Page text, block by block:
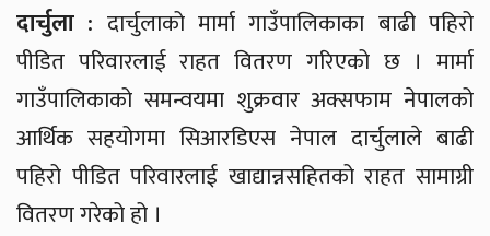
दार्चुला : दार्चुलाको मार्मा गाउँपालिकाका बाढी पहिरो
पीडित परिवारलाई राहत वितरण गरिएको छ । मार्मा
गाउँपालिकाको समन्वयमा शुक्रवार अक्सफाम नेपालको
आर्थिक सहयोगमा सिआरडिएस नेपाल दार्चुलाले बाढी
पहिरो पीडित परिवारलाई खाद्यान्नसहितको राहत सामाग्री
वितरण गरेको हो ।